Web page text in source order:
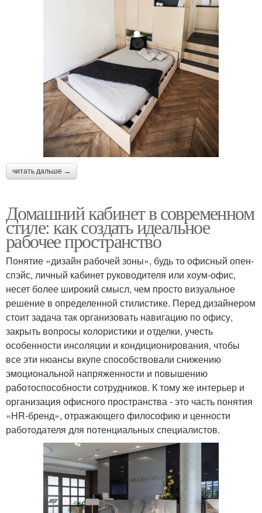
читать дальше →
Домашний кабинет в современном
стиле: как создать идеальное
рабочее пространство
Понятие «дизайн рабочей зоны», будь то офисный опен-
спэйс, личный кабинет руководителя или хоум-офис,
несет более широкий смысл, чем просто визуальное
решение в определенной стилистике. Перед дизайнером
стоит задача так организовать навигацию по офису,
закрыть вопросы колористики и отделки, учесть
особенности инсоляции и кондиционирования, чтобы
все эти нюансы вкупе способствовали снижению
эмоциональной напряженности и повышению
работоспособности сотрудников. К тому же интерьер и
организация офисного пространства - это часть понятия
«HR-бренд», отражающего философию и ценности
работодателя для потенциальных специалистов.